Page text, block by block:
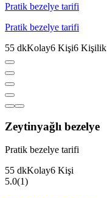
Pratik bezelye tarifi
Pratik bezelye tarifi
55 dkKolay6 Kişi6 Kişilik
Zeytinyağlı bezelye
Pratik bezelye tarifi
55 dkKolay6 Kişi
5.0(1)